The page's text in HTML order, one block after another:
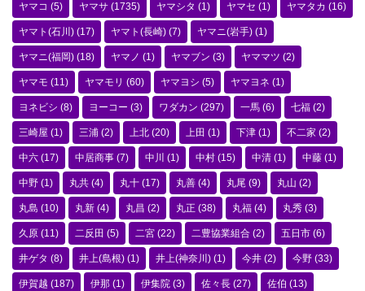
ヤマコ (5) ヤマサ (1735) ヤマシタ (1) ヤマセ (1) ヤマタカ (16)
ヤマト(石川) (17) ヤマト(長崎) (7) ヤマニ(岩手) (1)
ヤマニ(福岡) (18) ヤマノ (1) ヤマブン (3) ヤママツ (2)
ヤマモ (11) ヤマモリ (60) ヤマヨシ (5) ヤマヨネ (1)
ヨネビシ (8) ヨーコー (3) ワダカン (297) 一馬 (6) 七福 (2)
三崎屋 (1) 三浦 (2) 上北 (20) 上田 (1) 下津 (1) 不二家 (2)
中六 (17) 中居商事 (7) 中川 (1) 中村 (15) 中清 (1) 中藤 (1)
中野 (1) 丸共 (4) 丸十 (17) 丸善 (4) 丸尾 (9) 丸山 (2)
丸島 (10) 丸新 (4) 丸昌 (2) 丸正 (38) 丸福 (4) 丸秀 (3)
久原 (11) 二反田 (5) 二宮 (22) 二豊協業組合 (2) 五日市 (6)
井ゲタ (8) 井上(島根) (1) 井上(神奈川) (1) 今井 (2) 今野 (33)
伊賀越 (187) 伊那 (1) 伊集院 (3) 佐々長 (27) 佐伯 (13)